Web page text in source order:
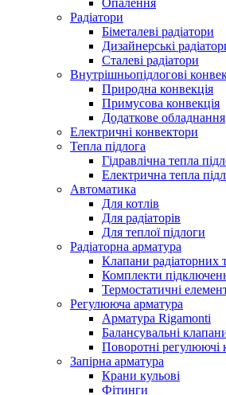
Опалення
Радіатори
Біметалеві радіатори
Дизайнерські
Сталеві радіатори
Внутрішньопідлогові
Природна конвекція
Примусова конвекція
Додаткове обладнання
Електричні конвектори
Тепла підлога
Гідравлічна тепла
Електрична тепла
Автоматика
Для котлів
Для радіаторів
Для теплої підлоги
Радіаторна арматура
Клапани радіаторних
Комплекти
Термостатичні
Регулююча арматура
Арматура Rigamonti
Балансувальні
Поворотні регулюючі
Запірна арматура
Крани кульові
Фітинги